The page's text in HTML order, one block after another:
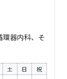
環器内科、そ
土 日 祝